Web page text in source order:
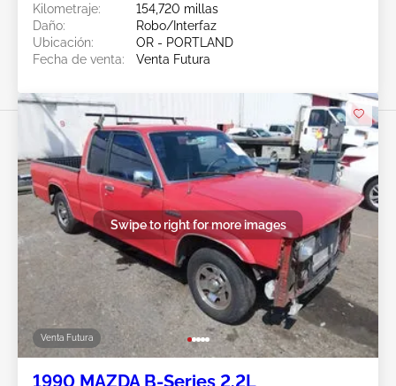
Kilometraje:
154,720 millas
Daño:
Robo/Interfaz
Ubicación:
OR - PORTLAND
Fecha de venta:
Venta Futura
Venta Futura
Swipe to right for more images
1990 MAZDA B-Series 2.2L